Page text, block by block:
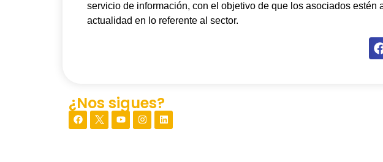
servicio de información, con el objetivo de que los asociados estén
actualidad en lo referente al sector.
¿Nos sigues?